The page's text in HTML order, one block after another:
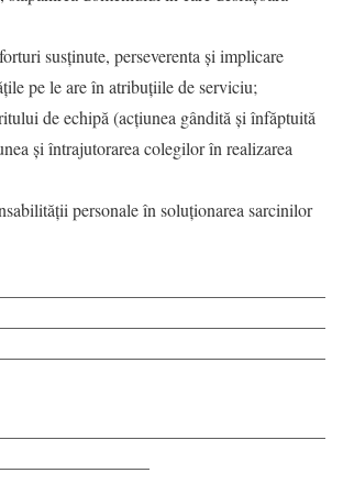
susținute, perseverenta și implicare
pe le are în atribuţiile de serviciu;
de echipă (acțiunea gândită și înfăptuită
și întrajutorarea colegilor în realizarea
personale în soluţionarea sarcinilor